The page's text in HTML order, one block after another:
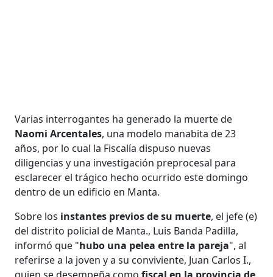
Varias interrogantes ha generado la muerte de
Naomi Arcentales, una modelo manabita de 23
años, por lo cual la Fiscalía dispuso nuevas
diligencias y una investigación preprocesal para
esclarecer el trágico hecho ocurrido este domingo
dentro de un edificio en Manta.
Sobre los instantes previos de su muerte, el jefe (e)
del distrito policial de Manta., Luis Banda Padilla,
informó que "hubo una pelea entre la pareja", al
referirse a la joven y a su conviviente, Juan Carlos I.,